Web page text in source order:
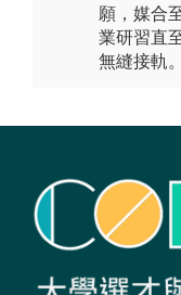
願，媒合
業研習直
無縫接軌。